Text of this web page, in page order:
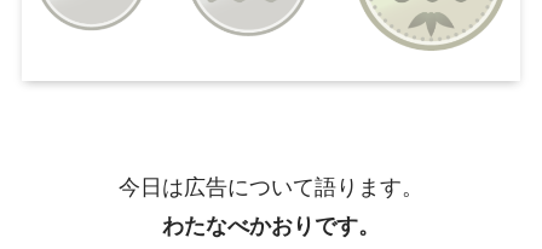
今日は広告について語ります。
わたなべかおりです。